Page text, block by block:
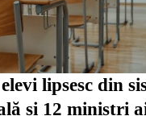
lipsesc din
și 12 miniștri